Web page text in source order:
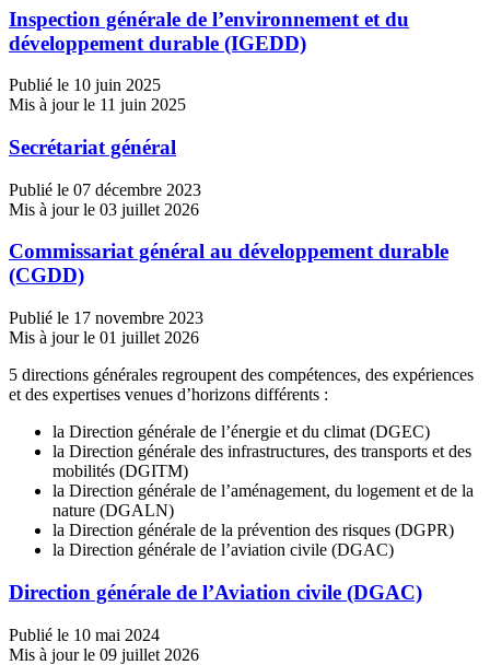
Inspection générale de l’environnement et du
développement durable (IGEDD)
Publié le 10 juin 2025
Mis à jour le 11 juin 2025
Secrétariat général
Publié le 07 décembre 2023
Mis à jour le 03 juillet 2026
Commissariat général au développement durable
(CGDD)
Publié le 17 novembre 2023
Mis à jour le 01 juillet 2026
5 directions générales regroupent des compétences, des expériences
et des expertises venues d’horizons différents :
la Direction générale de l’énergie et du climat (DGEC)
la Direction générale des infrastructures, des transports et des
mobilités (DGITM)
la Direction générale de l’aménagement, du logement et de la
nature (DGALN)
la Direction générale de la prévention des risques (DGPR)
la Direction générale de l’aviation civile (DGAC)
Direction générale de l’Aviation civile (DGAC)
Publié le 10 mai 2024
Mis à jour le 09 juillet 2026